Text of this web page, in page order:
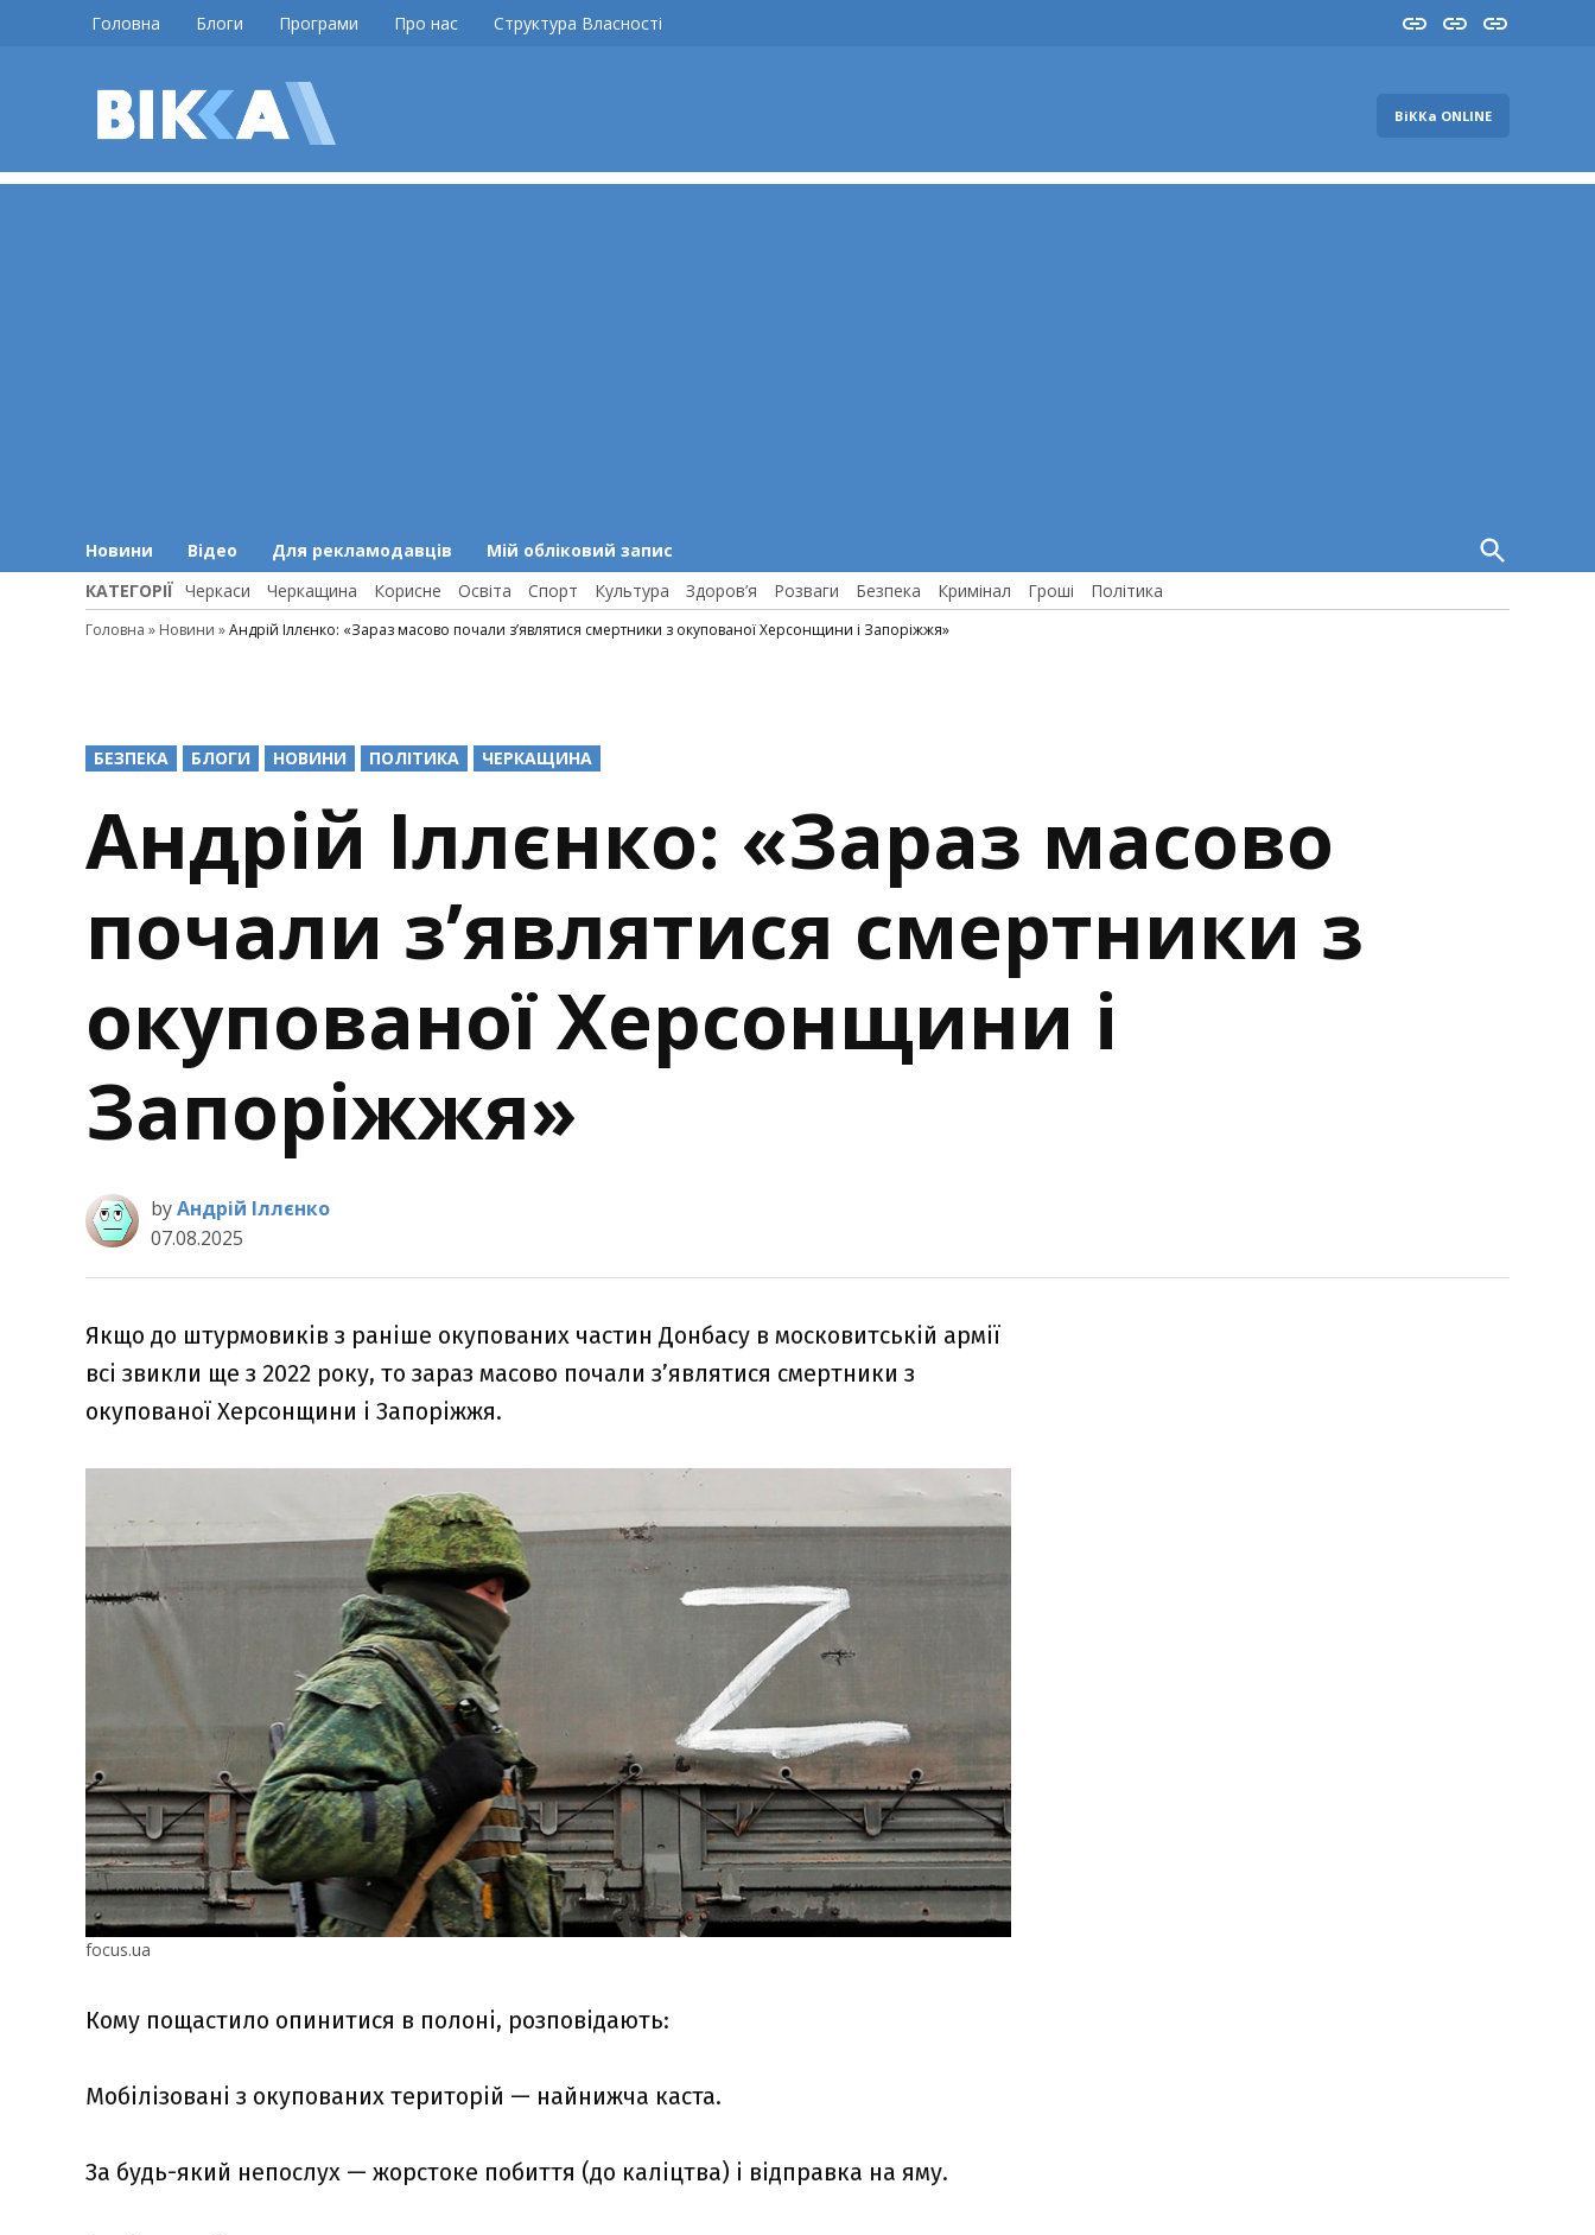
Головна Блоги Програми Про нас Структура Власності InstaYouTube
FB
ВіККа ONLINE
Новини Відео Для рекламодавців Мій обліковий запис
Open
Search
КАТЕГОРІЇ Черкаси Черкащина Корисне Освіта Спорт Культура Здоров’я Розваги Безпека Кримінал Гроші Політика
Головна » Новини »Андрій Іллєнко: «Зараз масово почали зʼявлятися смертники з окупованої Херсонщини і Запоріжжя»
POSTED
IN
БЕЗПЕКА БЛОГИ НОВИНИ ПОЛІТИКА ЧЕРКАЩИНА
Андрій Іллєнко: «Зараз масово
почали зʼявлятися смертники з
окупованої Херсонщини і
Запоріжжя»
byАндрій Іллєнко
07.08.2025
Якщо до штурмовиків з раніше окупованих частин Донбасу в московитській армії
всі звикли ще з 2022 року, то зараз масово почали зʼявлятися смертники з
окупованої Херсонщини і Запоріжжя.
focus.ua
Кому пощастило опинитися в полоні, розповідають:
Мобілізовані з окупованих територій — найнижча каста.
За будь-який непослух — жорстоке побиття (до каліцтва) і відправка на яму.